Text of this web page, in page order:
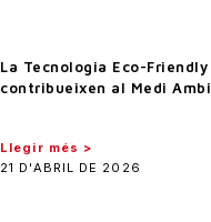
La Tecnologia Eco-
contribueixen al Medi
Llegir més >
21 D'ABRIL DE 2026